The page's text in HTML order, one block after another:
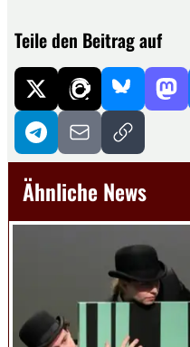
Teile den Beitrag auf
Ähnliche News